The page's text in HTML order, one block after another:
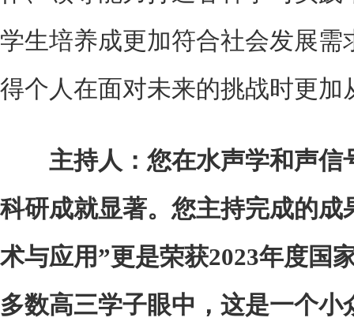
学生培养成更加符合社会发展需
得个人在面对未来的挑战时更加
主持人：您在水声学和声信
科研成就显著。您主持完成的成
术与应用”更是荣获2023年度国
多数高三学子眼中，这是一个小